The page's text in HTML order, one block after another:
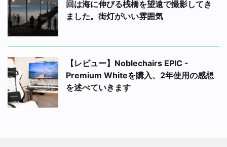
回は海に伸びる桟橋を望遠で撮影してき
ました。街灯がいい雰囲気
【レビュー】Noblechairs EPIC -
Premium Whiteを購入、2年使用の感想
を述べていきます